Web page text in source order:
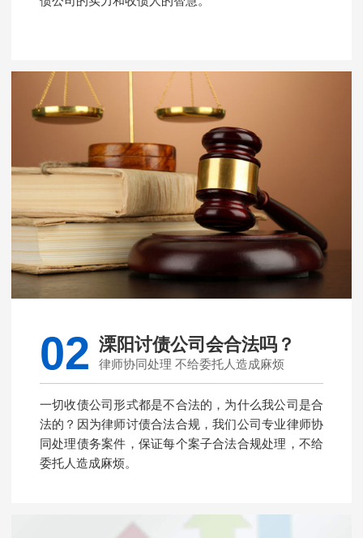
02 溧阳讨债公司会合法吗？
律师协同处理 不给委托人造成麻烦
一切收债公司形式都是不合法的，为什么我公司是合
法的？因为律师讨债合法合规，我们公司专业律师协
同处理债务案件，保证每个案子合法合规处理，不给
委托人造成麻烦。